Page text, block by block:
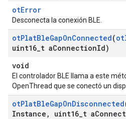
otError
Desconecta la conexión BLE.
otPlatBleGapOnConnected(ot
uint16 t aConnectionId)
void
El controlador BLE llama a este
OpenThread que se conectó un
otPlatBleGapOnDisconnected
Instance , uint16 t a